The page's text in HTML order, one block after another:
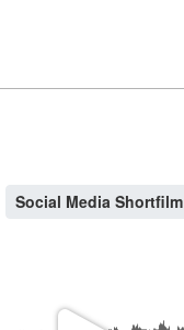
Social Media Shortfilm